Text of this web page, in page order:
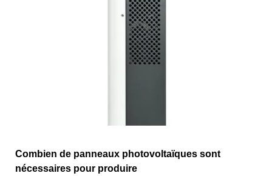
Combien de panneaux photovoltaïques sont
nécessaires pour produire